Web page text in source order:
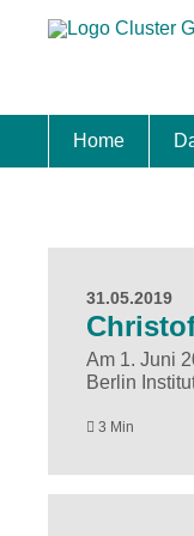
Home
31.05.2019
Am 1. Juni
Berlin
3 Min